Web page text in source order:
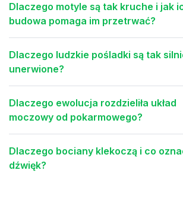
Dlaczego motyle są tak kruche i jak
budowa pomaga im przetrwać?
Dlaczego ludzkie pośladki są tak
unerwione?
Dlaczego ewolucja rozdzieliła układ
moczowy od pokarmowego?
Dlaczego bociany klekoczą i co
dźwięk?